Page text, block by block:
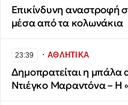
Επικίνδυνη αναστροφή
μέσα από τα κολωνάκια
23:39 ∙ΑΘΛΗΤΙΚΑ
Δημοπρατείται η μπάλα
Ντιέγκο Μαραντόνα – Η